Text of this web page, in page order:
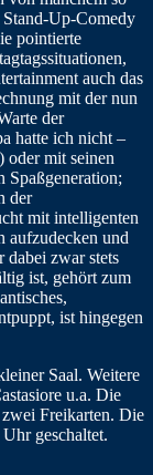
Up-Comedy
pointierte
auch das
mit der nun
der
hatte ich nicht –
oder mit seinen
Spaßgeneration;
der
mit intelligenten
aufzudecken und
dabei zwar stets
ist, gehört zum
ist hingegen
Saal. Weitere
u.a. Die
Freikarten. Die
geschaltet.